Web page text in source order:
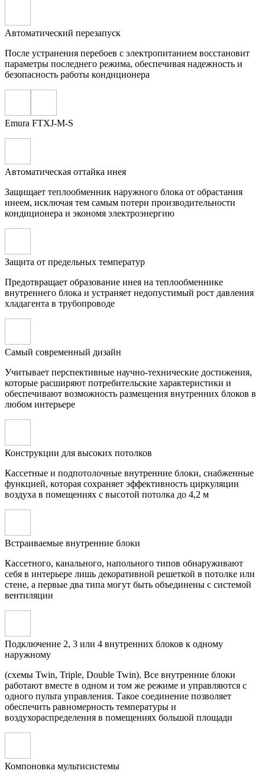
Автоматический перезапуск
После устранения перебоев с электропитанием восстановит
параметры последнего режима, обеспечивая надежность и
безопасность работы кондиционера
Emura FTXJ-M-S
Автоматическая оттайка инея
Защищает теплообменник наружного блока от обрастания
инеем, исключая тем самым потери производительности
кондиционера и экономя электроэнергию
Защита от предельных температур
Предотвращает образование инея на теплообменнике
внутреннего блока и устраняет недопустимый рост давления
хладагента в трубопроводе
Самый современный дизайн
Учитывает перспективные научно-технические достижения,
которые расширяют потребительские характеристики и
обеспечивают возможность размещения внутренних блоков в
любом интерьере
Конструкции для высоких потолков
Кассетные и подпотолочные внутренние блоки, снабженные
функцией, которая сохраняет эффективность циркуляции
воздуха в помещениях с высотой потолка до 4,2 м
Встраиваемые внутренние блоки
Кассетного, канального, напольного типов обнаруживают
себя в интерьере лишь декоративной решеткой в потолке или
стене, а первые два типа могут быть объединены с системой
вентиляции
Подключение 2, 3 или 4 внутренних блоков к одному
наружному
(схемы Twin, Triple, Double Twin). Все внутренние блоки
работают вместе в одном и том же режиме и управляются с
одного пульта управления. Такое соединение позволяет
обеспечить равномерность температуры и
воздухораспределения в помещениях большой площади
Компоновка мультисистемы